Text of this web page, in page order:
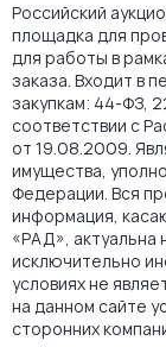
Российский
площадка для
для работы в
заказа. Входит в
закупкам: 44-ФЗ,
соответствии с
от 19.08.2009.
имущества,
Федерации. Вся
информация,
«РАД», актуальна
исключительно
условиях не
на данном сайте
сторонних